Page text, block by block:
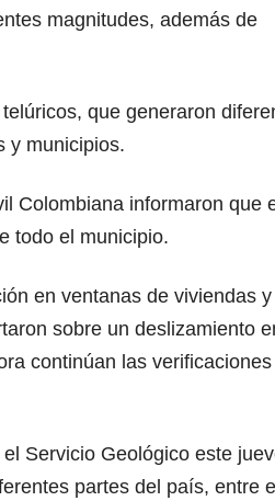
magnitudes, además de
que generaron
y municipios.
Colombiana informaron que
todo el municipio.
en ventanas de viviendas y
sobre un deslizamiento
continúan las
Servicio Geológico este
partes del país, entre